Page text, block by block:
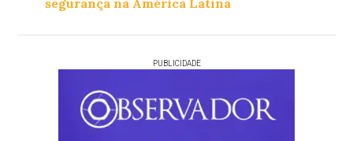
segurança na América Latina
PUBLICIDADE